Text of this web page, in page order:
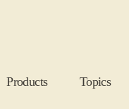
Products Topics